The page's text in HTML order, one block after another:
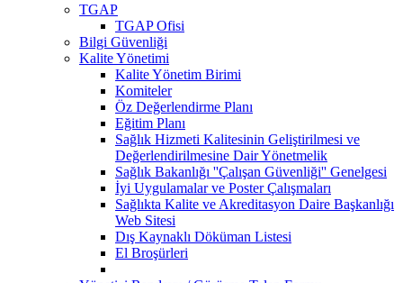
TGAP
TGAP Ofisi
Bilgi Güvenliği
Kalite Yönetimi
Kalite Yönetim Birimi
Komiteler
Öz Değerlendirme Planı
Eğitim Planı
Sağlık Hizmeti Kalitesinin Geliştirilmesi ve
Değerlendirilmesine Dair Yönetmelik
Sağlık Bakanlığı ''Çalışan Güvenliği'' Genelgesi
İyi Uygulamalar ve Poster Çalışmaları
Sağlıkta Kalite ve Akreditasyon Daire Başkanlığı
Web Sitesi
Dış Kaynaklı Döküman Listesi
El Broşürleri